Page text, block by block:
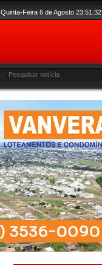
Quinta-Feira 6 de Agosto 23:51:33